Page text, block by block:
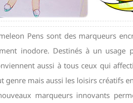
Pens sont des marqueurs
inodore. Destinés à un usage
aussi à tous ceux qui
genre mais aussi les loisirs créatifs
marqueurs innovants